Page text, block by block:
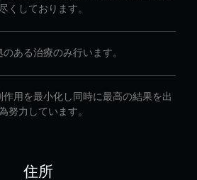
くしております。
のある治療のみ行います。
作用を最小化し同時に最高の結果を出
努力しています。
住所